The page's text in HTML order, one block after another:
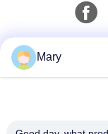
0086-
Mary